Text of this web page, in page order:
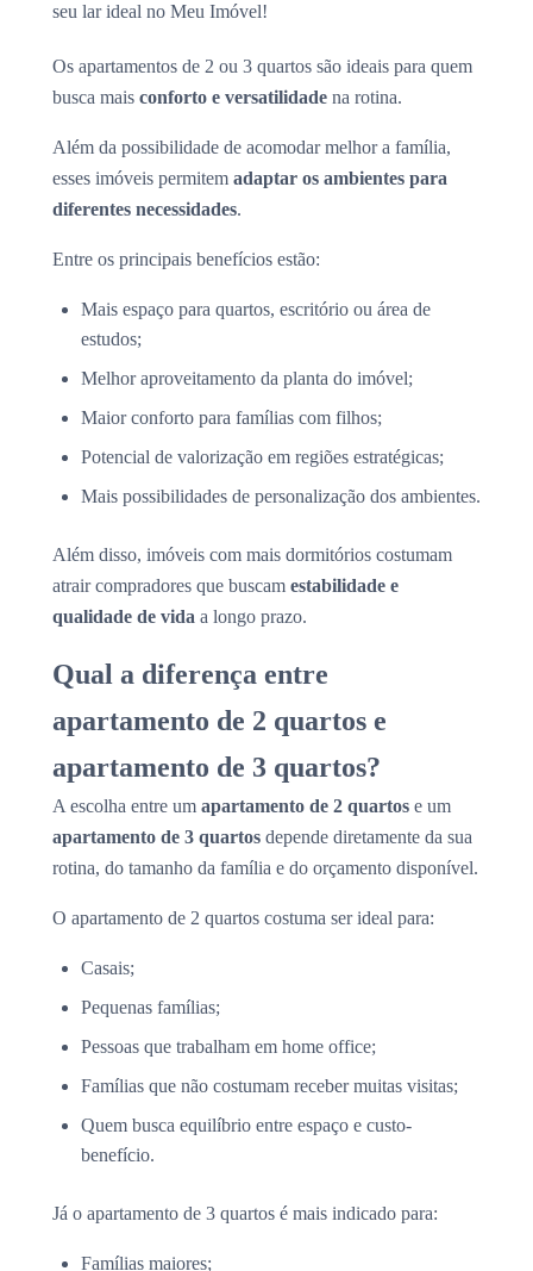
seu lar ideal no Meu Imóvel!
Os apartamentos de 2 ou 3 quartos são ideais para quem
busca mais conforto e versatilidade na rotina.
Além da possibilidade de acomodar melhor a família,
esses imóveis permitem adaptar os ambientes para
diferentes necessidades.
Entre os principais benefícios estão:
Mais espaço para quartos, escritório ou área de
estudos;
Melhor aproveitamento da planta do imóvel;
Maior conforto para famílias com filhos;
Potencial de valorização em regiões estratégicas;
Mais possibilidades de personalização dos ambientes.
Além disso, imóveis com mais dormitórios costumam
atrair compradores que buscam estabilidade e
qualidade de vida a longo prazo.
Qual a diferença entre
apartamento de 2 quartos e
apartamento de 3 quartos?
A escolha entre um apartamento de 2 quartos e um
apartamento de 3 quartos depende diretamente da sua
rotina, do tamanho da família e do orçamento disponível.
O apartamento de 2 quartos costuma ser ideal para:
Casais;
Pequenas famílias;
Pessoas que trabalham em home office;
Famílias que não costumam receber muitas visitas;
Quem busca equilíbrio entre espaço e custo-
benefício.
Já o apartamento de 3 quartos é mais indicado para:
Famílias maiores;